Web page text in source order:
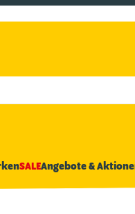
SALEAngebote &